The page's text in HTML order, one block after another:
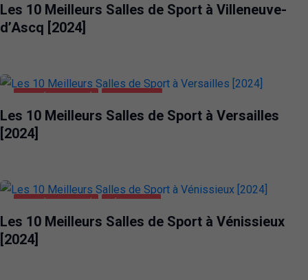
Les 10 Meilleurs Salles de Sport à Villeneuve-
d’Ascq [2024]
Les 10 Meilleurs Salles de Sport à Versailles
[2024]
Les 10 Meilleurs Salles de Sport à Vénissieux
[2024]